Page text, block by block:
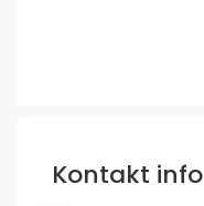
Kontakt info